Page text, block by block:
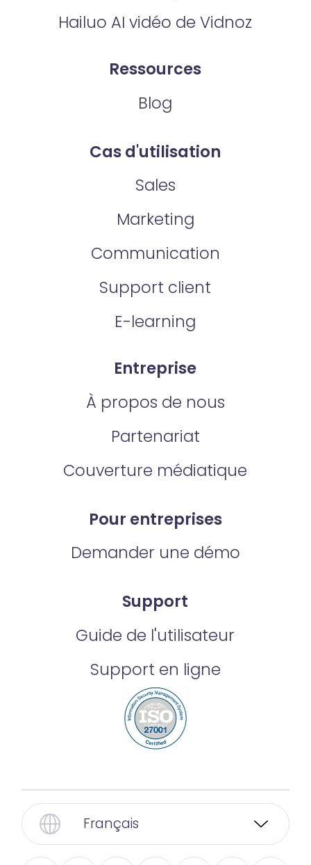
Hailuo AI vidéo de Vidnoz
Ressources
Blog
Cas d'utilisation
Sales
Marketing
Communication
Support client
E-learning
Entreprise
À propos de nous
Partenariat
Couverture médiatique
Pour entreprises
Demander une démo
Support
Guide de l'utilisateur
Support en ligne
Français